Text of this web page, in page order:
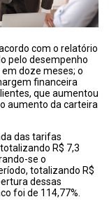
com o relatório
pelo desempenho
doze meses; o
financeira
que aumentou
aumento da carteira
das tarifas
R$ 7,3
se o
totalizando R$
dessas
foi de 114,77%.